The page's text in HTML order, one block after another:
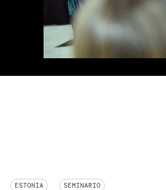
ESTONIA SEMINARIO